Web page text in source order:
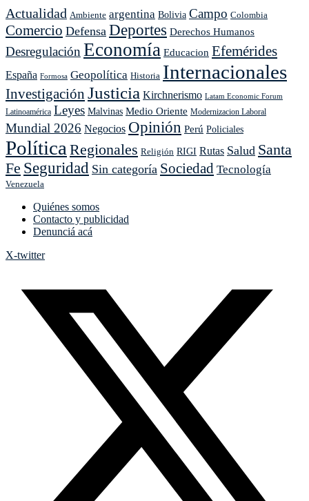
Actualidad Ambiente argentina Bolivia Campo Colombia
Comercio Defensa Deportes Derechos Humanos
Desregulación Economía Educacion Efemérides
España Formosa Geopolítica Historia Internacionales
Investigación Justicia Kirchnerismo Latam Economic Forum
Latinoamérica Leyes Malvinas Medio Oriente Modernizacion Laboral
Mundial 2026 Negocios Opinión Perú Policiales
Política Regionales Religión RIGI Rutas Salud Santa
Fe Seguridad Sin categoría Sociedad Tecnología
Venezuela
Quiénes somos
Contacto y publicidad
Denunciá acá
X-twitter